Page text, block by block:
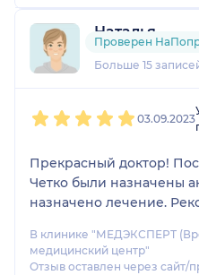
Наталья
2 отзываи 2
Больше 15
Проверен
03.09.2023
Прекрасный доктор!
Четко были назначены
назначено лечение.
В клинике "МЕДЭКСПЕРТ
медицинский центр"
Отзыв оставлен через сайт/